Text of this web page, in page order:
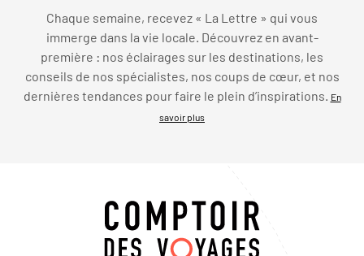
Chaque semaine, recevez « La Lettre » qui vous
immerge dans la vie locale. Découvrez en avant-
première : nos éclairages sur les destinations, les
conseils de nos spécialistes, nos coups de cœur, et nos
dernières tendances pour faire le plein d’inspirations.
En
savoir plus